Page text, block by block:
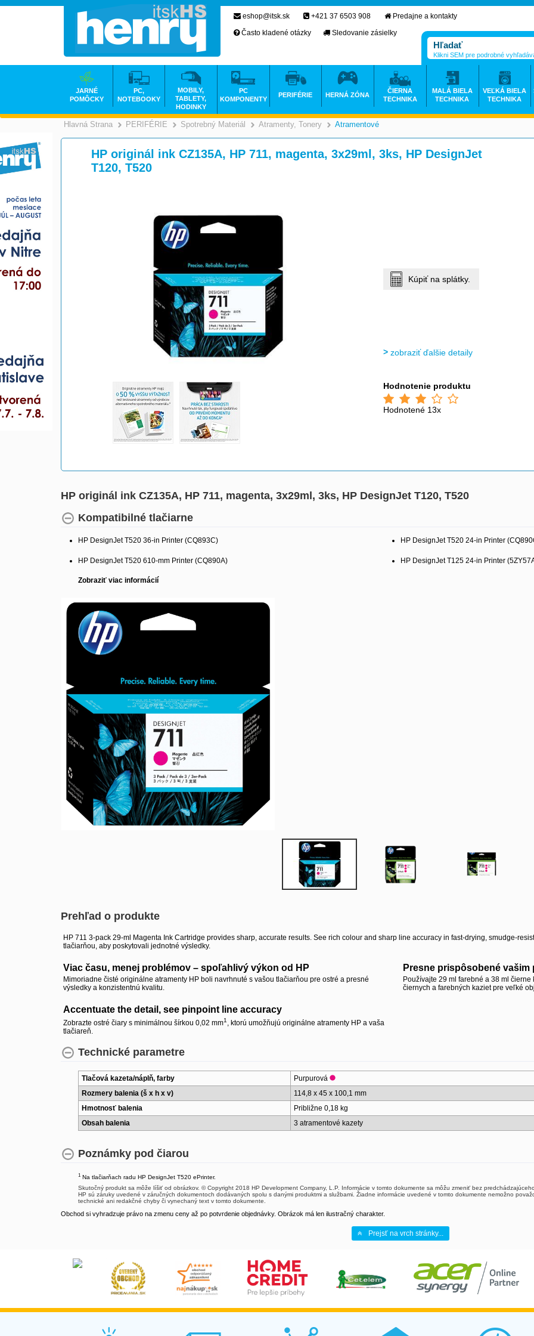
Hlavná Strana >
PERIFÉRIE >
Spotrebný Materiál >
Atramenty, Tonery >
Atramentové
HP originál ink CZ135A, HP 711, magenta, 3x29ml, 3ks, HP DesignJet
T120, T520
Kúpiť na splátky.
zobraziť ďalšie detaily
Hodnotenie produktu
Hodnotené 13x
HP originál ink CZ135A, HP 711, magenta, 3x29ml, 3ks, HP DesignJet T120, T520
Kompatibilné tlačiarne
HP DesignJet T520 36-in Printer (CQ893C) HP DesignJet T520 24-in Printer
HP DesignJet T520 610-mm Printer (CQ890A) HP DesignJet T125 24-in Printer
Zobraziť viac informácií
Prehľad o produkte
HP 711 3-pack 29-ml Magenta Ink Cartridge provides sharp, accurate results. See rich colour and sharp line accuracy in fast-drying, smudge-
tlačiarňou, aby poskytovali jednotné výsledky.
Viac času, menej problémov – spoľahlivý výkon od HP
Mimoriadne čisté originálne atramenty HP boli navrhnuté s vašou tlačiarňou pre ostré a presné
výsledky a konzistentnú kvalitu.
Presne prispôsobené
Používajte 29 ml farebné a 38 ml
čiernych a farebných kaziet pre veľké
Accentuate the detail, see pinpoint line accuracy
Zobrazte ostré čiary s minimálnou šírkou 0,02 mm1, ktorú umožňujú originálne atramenty HP a vaša
tlačiareň.
Technické parametre
Tlačová kazeta/náplň, farby
Purpurová
Rozmery balenia (š x h x v)
114,8 x 45 x 100,1 mm
Hmotnosť balenia
Približne 0,18 kg
Obsah balenia
3 atramentové kazety
Poznámky pod čiarou
1 Na tlačiarňach radu HP DesignJet T520 ePrinter.
Skutočný produkt sa môže líšiť od obrázkov. © Copyright 2018 HP Development Company, L.P. Informácie v tomto dokumente sa môžu zmeniť bez
HP sú záruky uvedené v záručných dokumentoch dodávaných spolu s danými produktmi a službami. Žiadne informácie uvedené v tomto dokumente nemožno
technické ani redakčné chyby či vynechaný text v tomto dokumente.
Obchod si vyhradzuje právo na zmenu ceny až po potvrdenie objednávky. Obrázok má len ilustračný charakter.
Prejsť na vrch stránky...
eshop@itsk.sk +421 37 6503 908
Predajne a kontakty
Často kladené otázky
Sledovanie zásielky
Klikni SEM pre podrobné
JARNÉ
POMÔCKY
PC,
NOTEBOOKY
MOBILY,
TABLETY,
HODINKY
PC
KOMPONENTY
PERIFÉRIE HERNÁ ZÓNA
ČIERNA
TECHNIKA
MALÁ BIELA
TECHNIKA
VEĽKÁ BIELA
TECHNIKA